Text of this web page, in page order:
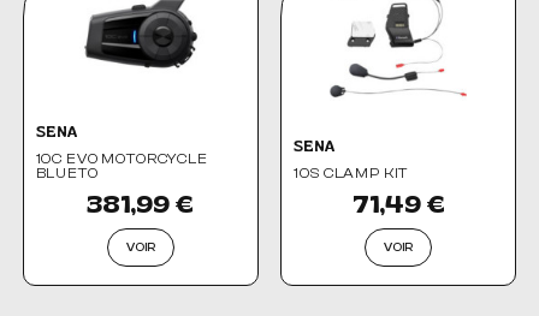
SENA
10C EVO MOTORCYCLE
BLUETO
381,99 €
VOIR
SENA
10S CLAMP KIT
71,49 €
VOIR